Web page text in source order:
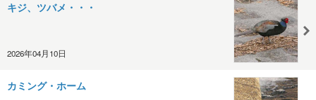
キジ、ツバメ・・・
2026年04月10日
カミング・ホーム